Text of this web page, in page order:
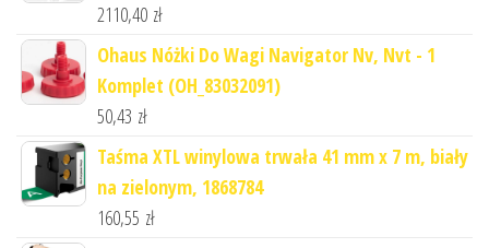
2110,40 zł
Ohaus Nóżki Do Wagi Navigator Nv, Nvt - 1
Komplet (OH_83032091)
50,43 zł
Taśma XTL winylowa trwała 41 mm x 7 m, biały
na zielonym, 1868784
160,55 zł